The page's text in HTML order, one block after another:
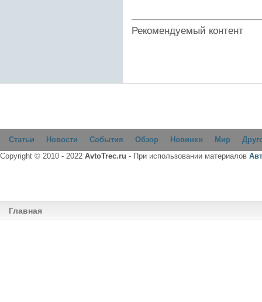
Рекомендуемый контент
Статьи Новости События Обзор Новинки Мир
Copyright © 2010 - 2022 AvtoTrec.ru - При использовании материалов
Главная